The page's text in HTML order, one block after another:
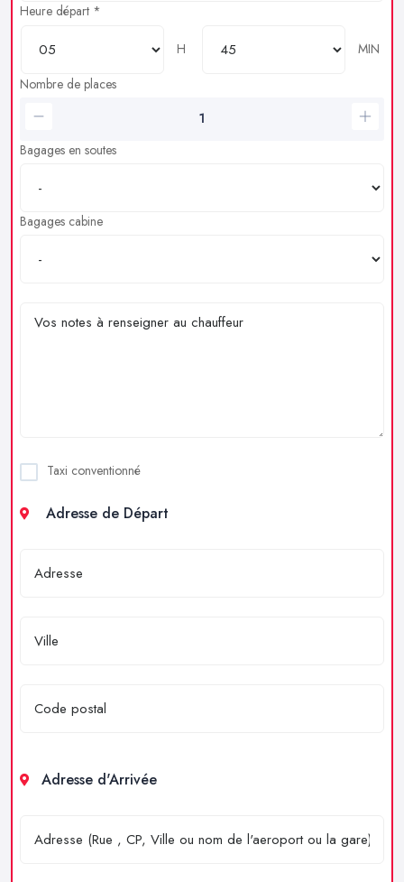
Heure départ *
H
MIN
Nombre de places
Bagages en soutes
Bagages cabine
Taxi conventionné
Adresse de Départ
Adresse d'Arrivée